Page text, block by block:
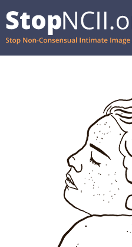
Risorse e supporto
Come funziona